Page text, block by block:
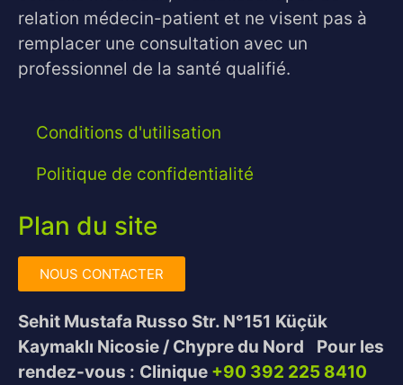
relation médecin-patient et ne visent pas à
remplacer une consultation avec un
professionnel de la santé qualifié.
Conditions d'utilisation
Politique de confidentialité
Plan du site
NOUS CONTACTER
Sehit Mustafa Russo Str. N°151 Küçük
Kaymaklı Nicosie / Chypre du Nord
Pour les
rendez-vous : Clinique +90 392 225 8410